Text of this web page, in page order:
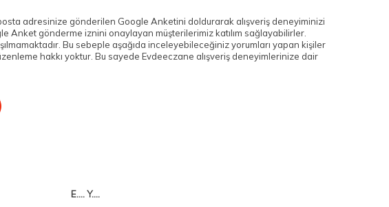
adresinize gönderilen Google Anketini doldurarak alışveriş deneyiminizi
Anket gönderme iznini onaylayan müşterilerimiz katılım sağlayabilirler.
Bu sebeple aşağıda inceleyebileceğiniz yorumları yapan kişiler
hakkı yoktur. Bu sayede Evdeeczane alışveriş deneyimlerinize dair
E.... Y....